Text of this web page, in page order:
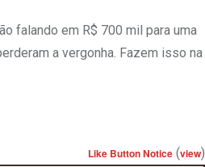
falando em R$ 700 mil para uma
a vergonha. Fazem isso na
Like Button Notice (view)